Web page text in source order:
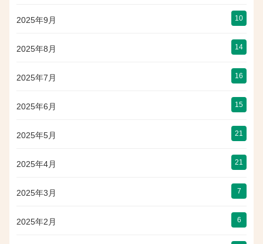
2025年9月 10
2025年8月 14
2025年7月 16
2025年6月 15
2025年5月 21
2025年4月 21
2025年3月 7
2025年2月 6